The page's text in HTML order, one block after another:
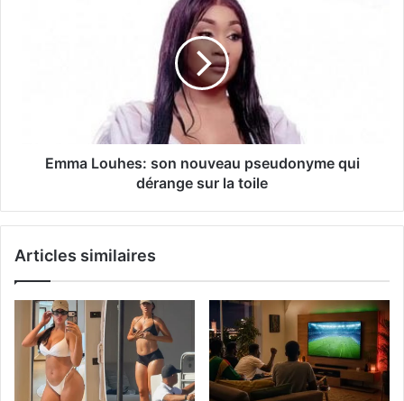
Emma Louhes: son nouveau pseudonyme qui
dérange sur la toile
Articles similaires